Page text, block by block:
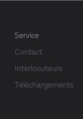
Service
Contact
Interlocuteurs
Téléchargements